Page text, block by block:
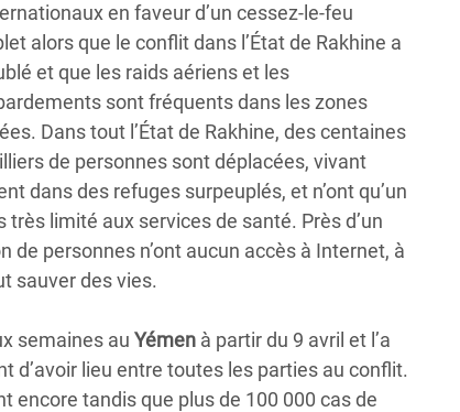
en faveur d’un cessez-le-feu
alors que le conflit dans l’État de Rakhine a
et que les raids aériens et les
sont fréquents dans les zones
Dans tout l’État de Rakhine, des centaines
de personnes sont déplacées, vivant
dans des refuges surpeuplés, et n’ont qu’un
très limité aux services de santé. Près d’un
de personnes n’ont aucun accès à Internet, à
sauver des vies.
semaines au Yémen à partir du 9 avril et l’a
d’avoir lieu entre toutes les parties au conflit.
encore tandis que plus de 100 000 cas de